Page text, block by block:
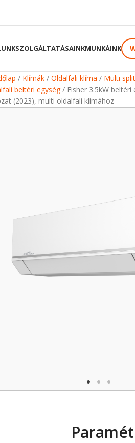
SZOLGÁLTATÁSAINKMUNKÁINK
Klímák Oldalfali klíma
Multi
beltéri egység
Fisher 3.5kW
(2023), multi oldalfali klímához